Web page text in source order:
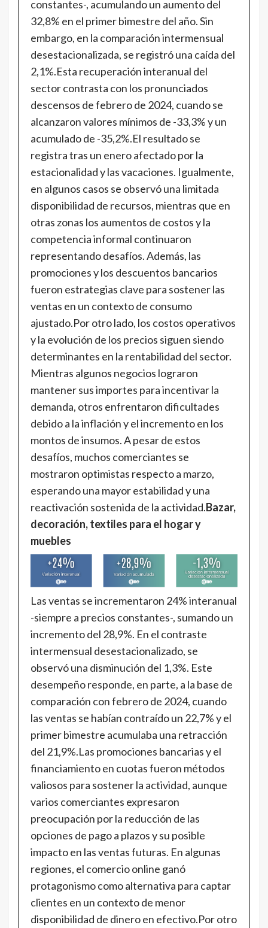
constantes-, acumulando un aumento del
32,8% en el primer bimestre del año. Sin
embargo, en la comparación intermensual
desestacionalizada, se registró una caída del
2,1%.Esta recuperación interanual del
sector contrasta con los pronunciados
descensos de febrero de 2024, cuando se
alcanzaron valores mínimos de -33,3% y un
acumulado de -35,2%.El resultado se
registra tras un enero afectado por la
estacionalidad y las vacaciones. Igualmente,
en algunos casos se observó una limitada
disponibilidad de recursos, mientras que en
otras zonas los aumentos de costos y la
competencia informal continuaron
representando desafíos. Además, las
promociones y los descuentos bancarios
fueron estrategias clave para sostener las
ventas en un contexto de consumo
ajustado.Por otro lado, los costos operativos
y la evolución de los precios siguen siendo
determinantes en la rentabilidad del sector.
Mientras algunos negocios lograron
mantener sus importes para incentivar la
demanda, otros enfrentaron dificultades
debido a la inflación y el incremento en los
montos de insumos. A pesar de estos
desafíos, muchos comerciantes se
mostraron optimistas respecto a marzo,
esperando una mayor estabilidad y una
reactivación sostenida de la actividad.Bazar,
decoración, textiles para el hogar y
muebles
Las ventas se incrementaron 24% interanual
-siempre a precios constantes-, sumando un
incremento del 28,9%. En el contraste
intermensual desestacionalizado, se
observó una disminución del 1,3%. Este
desempeño responde, en parte, a la base de
comparación con febrero de 2024, cuando
las ventas se habían contraído un 22,7% y el
primer bimestre acumulaba una retracción
del 21,9%.Las promociones bancarias y el
financiamiento en cuotas fueron métodos
valiosos para sostener la actividad, aunque
varios comerciantes expresaron
preocupación por la reducción de las
opciones de pago a plazos y su posible
impacto en las ventas futuras. En algunas
regiones, el comercio online ganó
protagonismo como alternativa para captar
clientes en un contexto de menor
disponibilidad de dinero en efectivo.Por otro